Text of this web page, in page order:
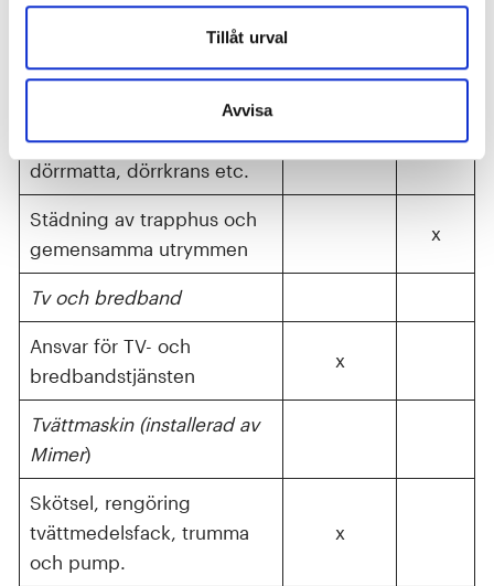
Tillåt urval
Avvisa
bortmontering.
Trapphus/loftgång
Inte förvara saker så som
cyklar, barnvagnar,
dörrmatta, dörrkrans etc.
x
Städning av trapphus och
gemensamma utrymmen
x
Tv och bredband
Ansvar för TV- och
bredbandstjänsten
x
Tvättmaskin (installerad av
Mimer)
Skötsel, rengöring
tvättmedelsfack, trumma
och pump.
x